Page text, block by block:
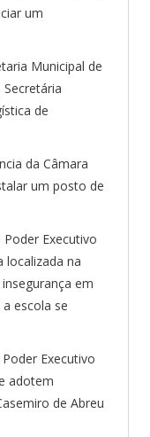
um
Municipal de
de
da Câmara
um posto de
Executivo
localizada na
em
escola se
Executivo
adotem
de Abreu